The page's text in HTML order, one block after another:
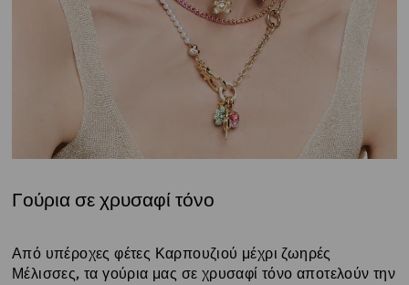
Γούρια σε χρυσαφί τόνο
Από υπέροχες φέτες Καρπουζιού μέχρι ζωηρές
Μέλισσες, τα γούρια μας σε χρυσαφί τόνο αποτελούν την